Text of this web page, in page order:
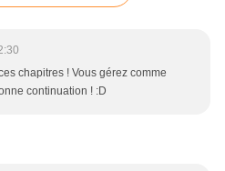
chapitres ! Vous gérez comme
continuation ! :D